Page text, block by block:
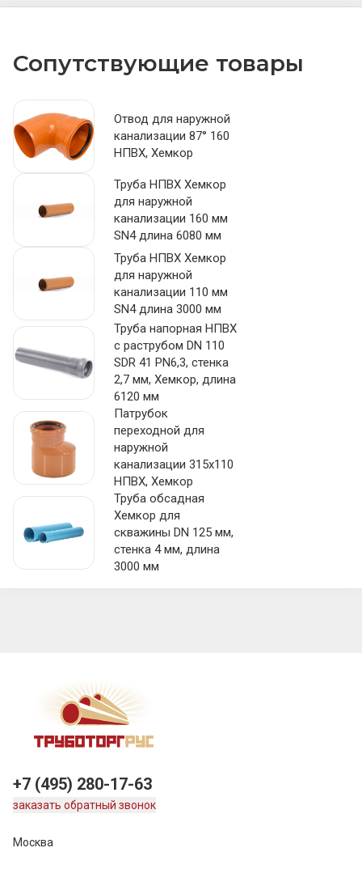
Сопутствующие товары
Отвод для наружной
канализации 87° 160
НПВХ, Хемкор
Труба НПВХ Хемкор
для наружной
канализации 160 мм
SN4 длина 6080 мм
Труба НПВХ Хемкор
для наружной
канализации 110 мм
SN4 длина 3000 мм
Труба напорная НПВХ
с раструбом DN 110
SDR 41 PN6,3, стенка
2,7 мм, Хемкор, длина
6120 мм
Патрубок
переходной для
наружной
канализации 315х110
НПВХ, Хемкор
Труба обсадная
Хемкор для
скважины DN 125 мм,
стенка 4 мм, длина
3000 мм
+7 (495) 280-17-63
заказать обратный звонок
Москва